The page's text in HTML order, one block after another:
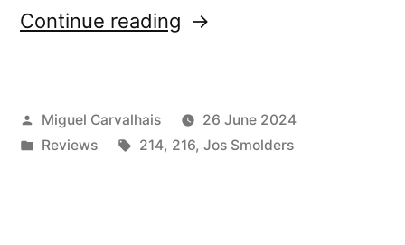
Continue reading “Jos
2”
and
Posted
by
Miguel Carvalhais
26 June 2024
Posted
Reviews Tags:
214, 216, Jos Smolders